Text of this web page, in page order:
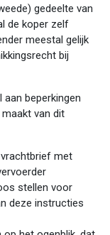
gedeelte van
de koper zelf
meestal gelijk
bij
beperkingen
van dit
met
stellen voor
deze instructies